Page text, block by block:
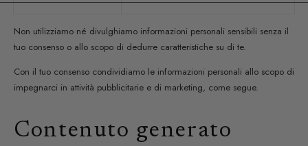
Non utilizziamo né divulghiamo informazioni personali sensibili senza il
tuo consenso o allo scopo di dedurre caratteristiche su di te.
Con il tuo consenso condividiamo le informazioni personali allo scopo di
impegnarci in attività pubblicitarie e di marketing, come segue.
Contenuto generato